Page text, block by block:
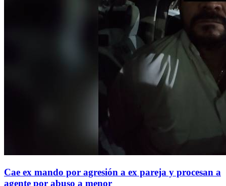
Cae ex mando por agresión a ex pareja y procesan a
agente por abuso a menor